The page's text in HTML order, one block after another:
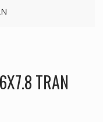
TRAN